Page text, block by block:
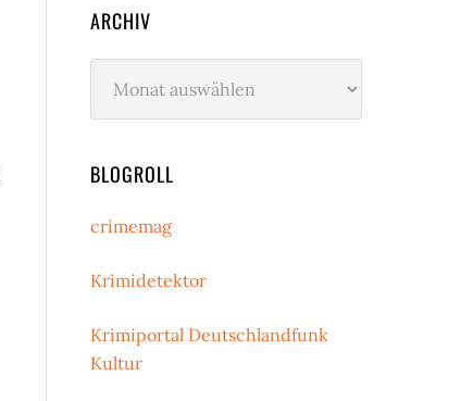
ARCHIV
BLOGROLL
crimemag
Krimidetektor
Krimiportal Deutschlandfunk
Kultur